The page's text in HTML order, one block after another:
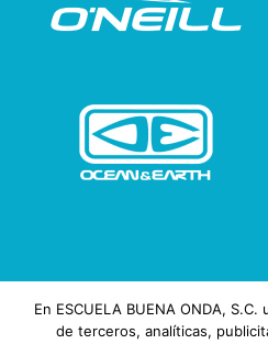
En ESCUELA BUENA ONDA,
de terceros, analíticas,